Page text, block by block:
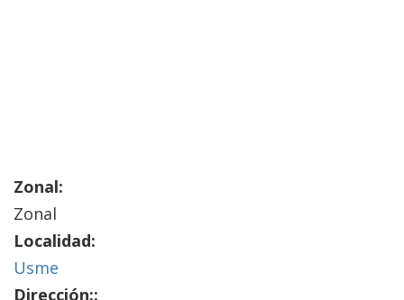
Zonal:
Zonal
Localidad:
Usme
Dirección::